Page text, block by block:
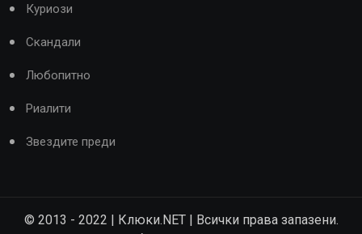
Куриози
Скандали
Любопитно
Риалити
Звездите преди
© 2013 - 2022 | Клюки.NET | Всички права запазени.